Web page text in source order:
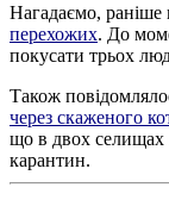
Нагадаємо, раніше
перехожих. До
покусати трьох
Також
через скаженого
що в двох селищах
карантин.